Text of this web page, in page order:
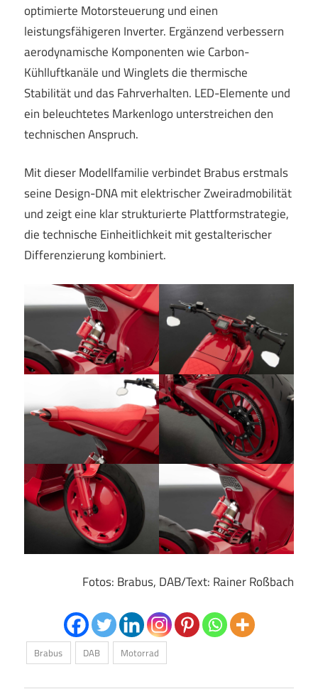
optimierte Motorsteuerung und einen
leistungsfähigeren Inverter. Ergänzend verbessern
aerodynamische Komponenten wie Carbon-
Kühlluftkanäle und Winglets die thermische
Stabilität und das Fahrverhalten. LED-Elemente und
ein beleuchtetes Markenlogo unterstreichen den
technischen Anspruch.
Mit dieser Modellfamilie verbindet Brabus erstmals
seine Design-DNA mit elektrischer Zweiradmobilität
und zeigt eine klar strukturierte Plattformstrategie,
die technische Einheitlichkeit mit gestalterischer
Differenzierung kombiniert.
Fotos: Brabus, DAB/Text: Rainer Roßbach
Brabus DAB Motorrad